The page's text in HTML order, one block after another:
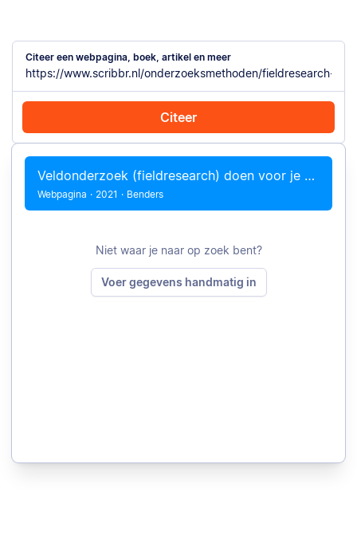
Citeer een webpagina, boek, artikel en meer
Citeer
Citeer met Chrome Citeer handmatig
Veldonderzoek (fieldresearch) doen voor je scriptie
Webpagina · 2021 · Benders
Niet waar je naar op zoek bent?
Voer gegevens handmatig in